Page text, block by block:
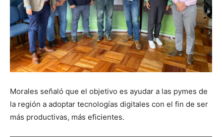
Morales señaló que el objetivo es ayudar a las pymes de
la región a adoptar tecnologías digitales con el fin de ser
más productivas, más eficientes.